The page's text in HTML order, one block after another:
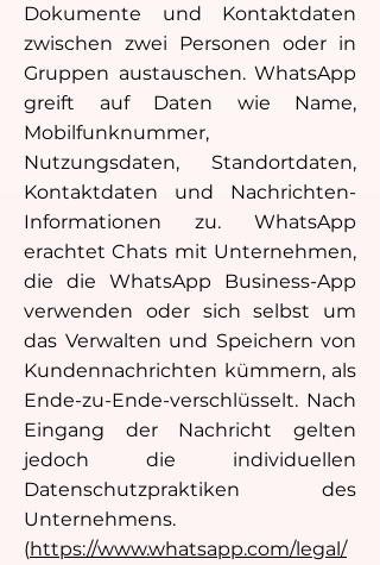
Dokumente und Kontaktdaten
zwischen zwei Personen oder in
Gruppen austauschen. WhatsApp
greift auf Daten wie Name,
Mobilfunknummer,
Nutzungsdaten, Standortdaten,
Kontaktdaten und Nachrichten-
Informationen zu. WhatsApp
erachtet Chats mit Unternehmen,
die die WhatsApp Business-App
verwenden oder sich selbst um
das Verwalten und Speichern von
Kundennachrichten kümmern, als
Ende-zu-Ende-verschlüsselt. Nach
Eingang der Nachricht gelten
jedoch die individuellen
Datenschutzpraktiken des
Unternehmens.
(https://www.whatsapp.com/legal/